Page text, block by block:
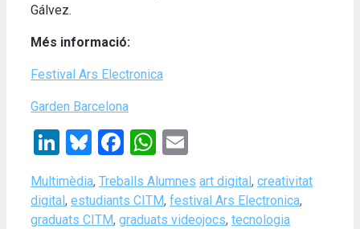
Gálvez.
Més informació:
Festival Ars Electronica
Garden Barcelona
LinkedIn
Bluesky
Facebook
WhatsApp
Categories
Multimèdia, Treballs Alumnes Tags
art digital , creativitat
digital , estudiants CITM, festival Ars Electronica,
graduats CITM, graduats videojocs, tecnologia